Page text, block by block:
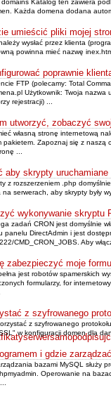
domains Katalog ten zawiera
Każda domena dodana
umieścić pliki mojej
wysłać przez klienta
powinna mieć nazwę
poprawnie
FTP (polecamy: Total
Użytkownik: Twoja nazwa
rejestracji) ...
utworzyć, zobaczyć
własną stronę internetową
pakietem. Zapoznaj się z naszą
...
aby skrypty uruchamiane
z rozszerzeniem .php
serwerach, aby skrypty były
wykonywanie skryptu
zadań CRON jest domyślnie
panelu DirectAdmin i jest
CMD_CRON_JOBS. Aby
zabezpieczyć moje
jest robotów spamerskich
formularzy, for
z szyfrowanego
z szyfrowanego
w konfiguracji domen dla
i gdzie
bazami MySQL służy
Operowanie na